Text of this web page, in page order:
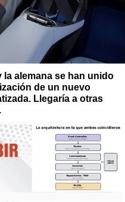
alemana se han unido
de un nuevo
Llegaría a otras